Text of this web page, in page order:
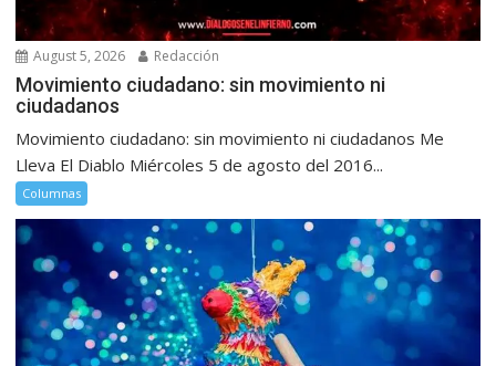
August 5, 2026 Redacción
Movimiento ciudadano: sin movimiento ni
ciudadanos
Movimiento ciudadano: sin movimiento ni ciudadanos Me
Lleva El Diablo Miércoles 5 de agosto del 2016...
Columnas